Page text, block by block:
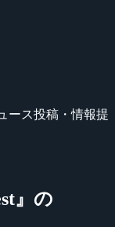
ース投稿・情報提
』の